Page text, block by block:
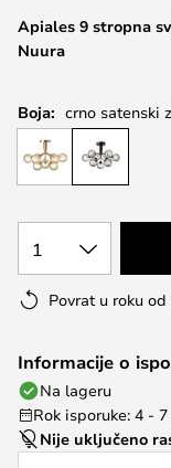
gallery
Apiales 9 stropna
Nuura
Boja: crno satenski
1
Povrat u roku
Informacije o
Na lageru
Rok isporuke: 4 -
Nije uključeno